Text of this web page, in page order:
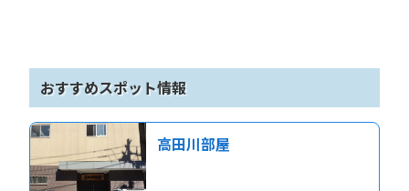
おすすめスポット情報
高田川部屋